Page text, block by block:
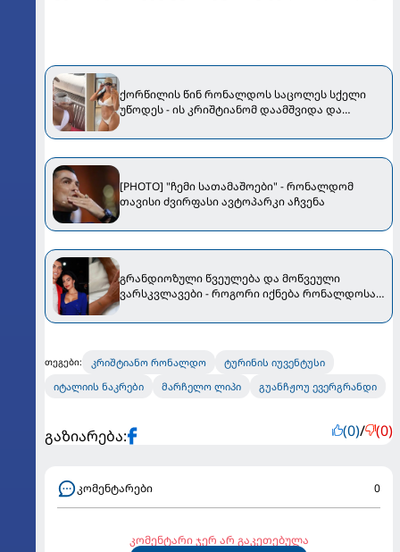
ქორწილის წინ რონალდოს საცოლეს სქელი
უწოდეს - ის კრიშტიანომ დაამშვიდა და
[PHOTO] "ჩემი სათამაშოები" - რონალდომ
თავისი ძვირფასი ავტოპარკი აჩვენა
გრანდიოზული წვეულება და მოწვეული
ვარსკვლავები - როგორი იქნება რონალდოსა
თეგები: კრიშტიანო რონალდო
ტურინის იუვენტუსი
იტალიის ნაკრები
მარჩელო ლიპი გუანჩჟოუ ევერგრანდი
გაზიარება: (0)/ (0)
კომენტარები 0
კომენტარი ჯერ არ გაკეთებულა